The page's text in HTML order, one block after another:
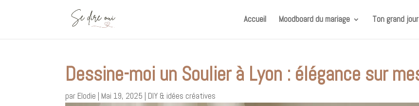
Accueil Moodboard du mariage Ton grand jour
Dessine-moi un Soulier à Lyon : élégance sur
par Elodie | Mai 19, 2025 | DIY & idées créatives